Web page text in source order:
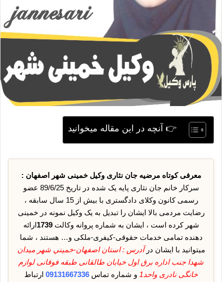
👉 آنچه در این مقاله میخوانید
معرفی کوتاه مرضیه جان نثاری وکیل خمینی شهر اصفهان :
سرکار خانم جان نثاری پایه یک شده در تاریخ 89/6/25 عضو
رسمی کانون وکلای دادگستری با بیش از 15 سال سابقه ،
رضایت مردمی بالا ایشان را تبدیل به یک وکیل نمونه در خمینی
شهر کرده است ، ایشان به شماره پروانه وکالت1739ارائه
دهنده تمامی خدمات حقوقی-کیفری-ملکی و… هستند ، شما
میتوانید با ایشان درآدرس : استان اصفهان-خميني شهر میدان
شهدا جنب اداره برق اول خیابان طالقانی طبقه فوقانی لوازم
خانگی نادری واحد1
و شماره تماس 09131667336 ارتباط